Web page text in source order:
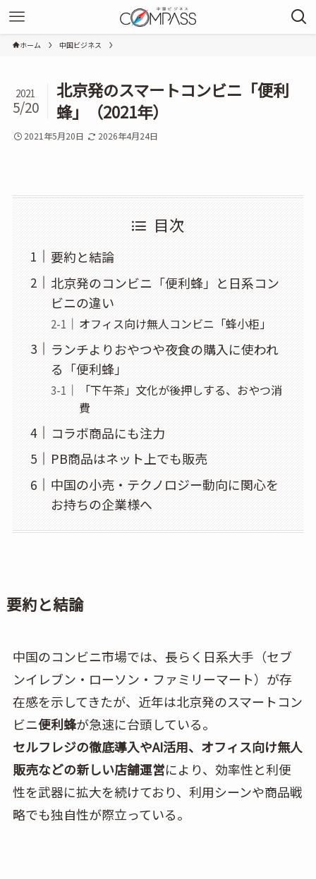
ホーム 中国ビジネス
北京発のスマートコンビニ「便利
蜂」（2021年）
2021
5/20
2021年5月20日 2026年4月24日
目次
要約と結論
北京発のコンビニ「便利蜂」と日系コン
ビニの違い
オフィス向け無人コンビニ「蜂小柜」
ランチよりおやつや夜食の購入に使われ
る「便利蜂」
「下午茶」文化が後押しする、おやつ消
費
コラボ商品にも注力
PB商品はネット上でも販売
中国の小売・テクノロジー動向に関心を
お持ちの企業様へ
要約と結論
中国のコンビニ市場では、長らく日系大手（セブ
ンイレブン・ローソン・ファミリーマート）が存
在感を示してきたが、近年は北京発のスマートコン
ビニ便利蜂が急速に台頭している。
セルフレジの徹底導入やAI活用、オフィス向け無人
販売などの新しい店舗運営により、効率性と利便
性を武器に拡大を続けており、利用シーンや商品戦
略でも独自性が際立っている。